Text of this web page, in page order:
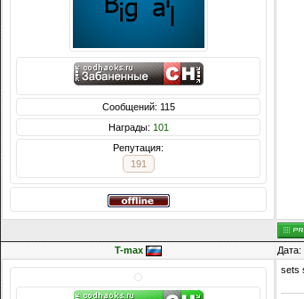
Сообщений: 115
Награды: 101
Репутация:
191
T-max
sets